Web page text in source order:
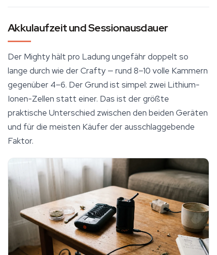
Akkulaufzeit und Sessionausdauer
Der Mighty hält pro Ladung ungefähr doppelt so
lange durch wie der Crafty — rund 8–10 volle Kammern
gegenüber 4–6. Der Grund ist simpel: zwei Lithium-
Ionen-Zellen statt einer. Das ist der größte
praktische Unterschied zwischen den beiden Geräten
und für die meisten Käufer der ausschlaggebende
Faktor.